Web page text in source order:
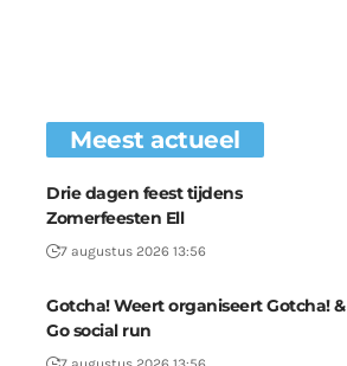
Meest actueel
Drie dagen feest tijdens
Zomerfeesten Ell
7 augustus 2026 13:56
Gotcha! Weert organiseert Gotcha! &
Go social run